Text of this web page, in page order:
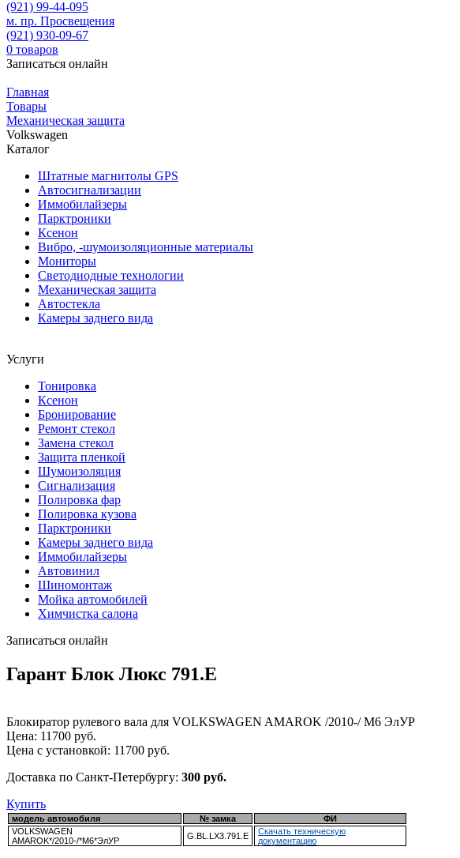
(921) 99-44-095
м. пр. Просвещения
(921) 930-09-67
0 товаров
Записаться онлайн
Главная
Товары
Механическая защита
Volkswagen
Каталог
Штатные магнитолы GPS
Автосигнализации
Иммобилайзеры
Парктроники
Ксенон
Вибро, -шумоизоляционные материалы
Мониторы
Светодиодные технологии
Механическая защита
Автостекла
Камеры заднего вида
Услуги
Тонировка
Ксенон
Бронирование
Ремонт стекол
Замена стекол
Защита пленкой
Шумоизоляция
Сигнализация
Полировка фар
Полировка кузова
Парктроники
Камеры заднего вида
Иммобилайзеры
Автовинил
Шиномонтаж
Мойка автомобилей
Химчистка салона
Записаться онлайн
Гарант Блок Люкс 791.E
Блокиратор рулевого вала для VOLKSWAGEN AMAROK /2010-/ М6 ЭлУР
Цена: 11700 руб.
Цена с установкой: 11700 руб.
Доставка по Санкт-Петербургу: 300 руб.
Купить
модель автомобиля № замка
ФИ
VOLKSWAGEN
AMAROK*/2010-/*М6*ЭлУР
G.BL.LX3.791.E
Скачать техническую
документацию